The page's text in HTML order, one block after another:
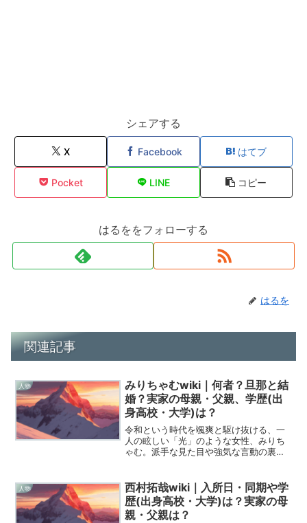
シェアする
X Facebook はてブ
Pocket LINE コピー
はるををフォローする
はるを
関連記事
人物
みりちゃむwiki｜何者？旦那と結
婚？実家の母親・父親、学歴(出
身高校・大学)は？
令和という時代を颯爽と駆け抜ける、一
人の眩しい「光」のような女性、みりち
ゃむ。派手な見た目や強気な言動の裏側
惹かれてしまいます。今日は、今やテレ
ビで見ない日はないほど大...
人物
西村拓哉wiki｜入所日・同期や学
歴(出身高校・大学)は？実家の母
親・父親は？